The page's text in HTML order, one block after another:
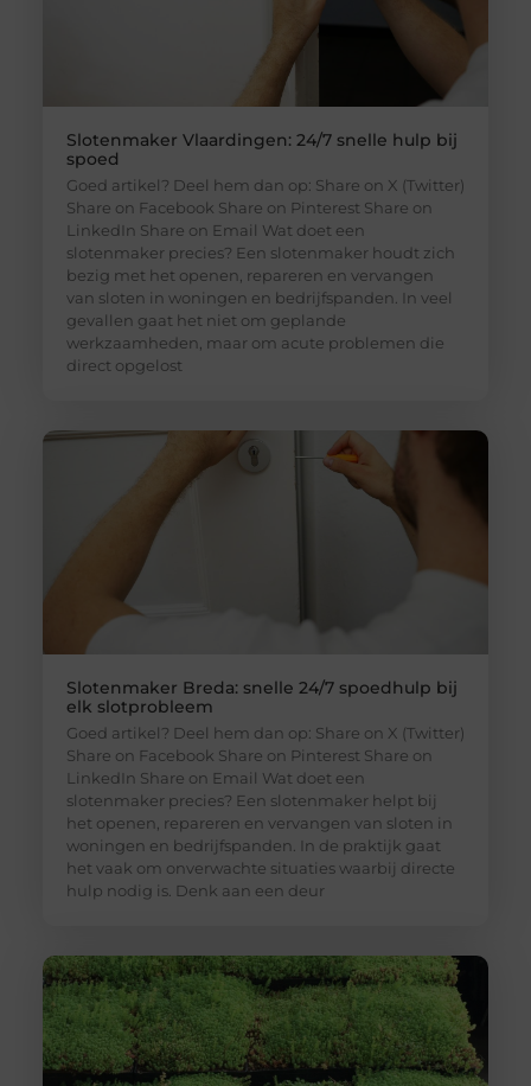
Slotenmaker Vlaardingen: 24/7 snelle hulp bij
spoed
Goed artikel? Deel hem dan op: Share on X (Twitter)
Share on Facebook Share on Pinterest Share on
LinkedIn Share on Email Wat doet een
slotenmaker precies? Een slotenmaker houdt zich
bezig met het openen, repareren en vervangen
van sloten in woningen en bedrijfspanden. In veel
gevallen gaat het niet om geplande
werkzaamheden, maar om acute problemen die
direct opgelost
Slotenmaker Breda: snelle 24/7 spoedhulp bij
elk slotprobleem
Goed artikel? Deel hem dan op: Share on X (Twitter)
Share on Facebook Share on Pinterest Share on
LinkedIn Share on Email Wat doet een
slotenmaker precies? Een slotenmaker helpt bij
het openen, repareren en vervangen van sloten in
woningen en bedrijfspanden. In de praktijk gaat
het vaak om onverwachte situaties waarbij directe
hulp nodig is. Denk aan een deur